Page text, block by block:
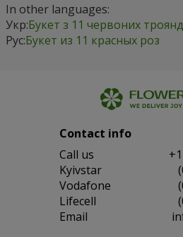
In other languages:
Укр:Букет з 11 червоних троянд
Рус:Букет из 11 красных роз
Contact info
Сall us
Kyivstar
Vodafone
Lifecell
Email